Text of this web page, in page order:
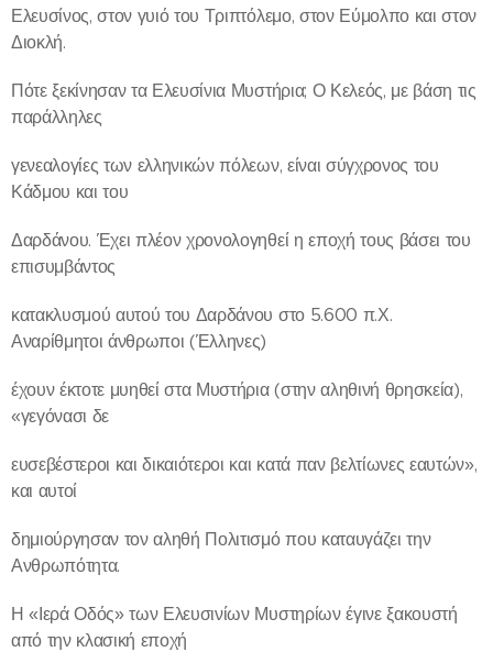
Ελευσίνος, στον γυιό του Τριπτόλεμο, στον Εύμολπο και στον
Διοκλή.
Πότε ξεκίνησαν τα Ελευσίνια Μυστήρια; Ο Κελεός, με βάση τις
παράλληλες
γενεαλογίες των ελληνικών πόλεων, είναι σύγχρονος του
Κάδμου και του
Δαρδάνου. Έχει πλέον χρονολογηθεί η εποχή τους βάσει του
επισυμβάντος
κατακλυσμού αυτού του Δαρδάνου στο 5.600 π.Χ.
Αναρίθμητοι άνθρωποι (Έλληνες)
έχουν έκτοτε μυηθεί στα Μυστήρια (στην αληθινή θρησκεία),
«γεγόνασι δε
ευσεβέστεροι και δικαιότεροι και κατά παν βελτίωνες εαυτών»,
και αυτοί
δημιούργησαν τον αληθή Πολιτισμό που καταυγάζει την
Ανθρωπότητα.
Η «Ιερά Οδός» των Ελευσινίων Μυστηρίων έγινε ξακουστή
από την κλασική εποχή